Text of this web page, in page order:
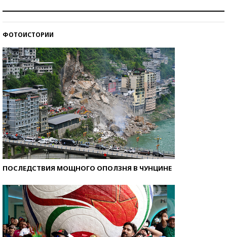
ФОТОИСТОРИИ
ПОСЛЕДСТВИЯ МОЩНОГО ОПОЛЗНЯ В ЧУНЦИНЕ